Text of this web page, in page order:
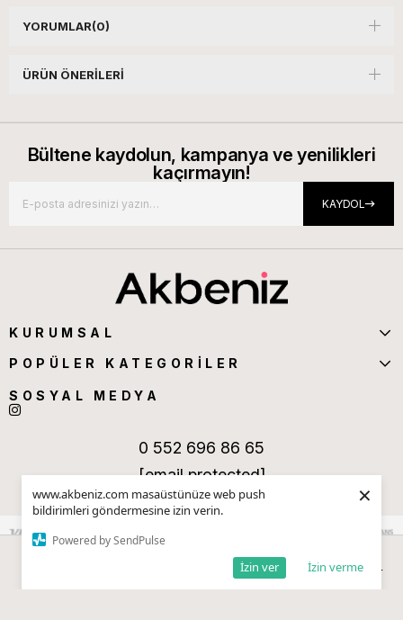
www.akbeniz.com masaüstünüze web push
bildirimleri göndermesine izin verin.
Powered by SendPulse
İzin verme
İzin ver
×
YORUMLAR(0)
ÜRÜN ÖNERILERI
Bültene kaydolun, kampanya ve yenilikleri
kaçırmayın!
KAYDOL
KURUMSAL
POPÜLER KATEGORİLER
SOSYAL MEDYA
0 552 696 86 65
[email protected]
Favorilerim Kategoriler